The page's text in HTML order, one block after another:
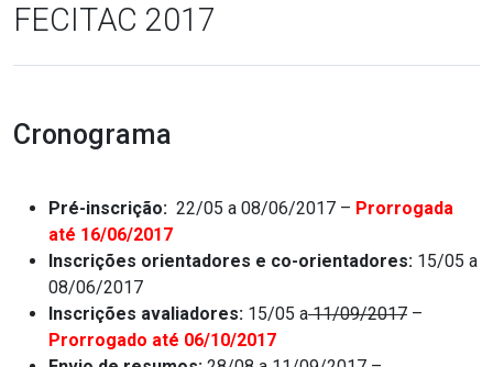
FECITAC 2017
Cronograma
Pré-inscrição: 22/05 a 08/06/2017 – Prorrogada
até 16/06/2017
Inscrições orientadores e co-orientadores: 15/05 a
08/06/2017
Inscrições avaliadores: 15/05 a11/09/2017 –
Prorrogado até 06/10/2017